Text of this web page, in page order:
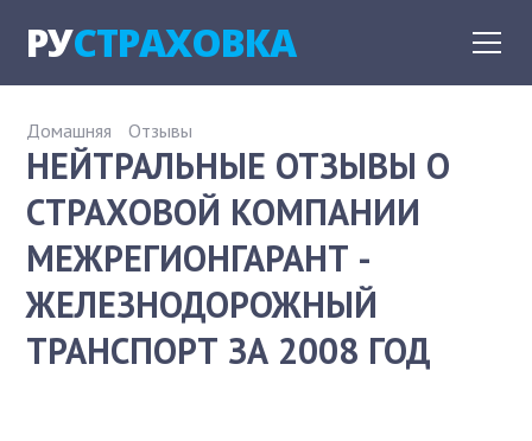
РУСТРАХОВКА
Домашняя Отзывы
НЕЙТРАЛЬНЫЕ ОТЗЫВЫ О
СТРАХОВОЙ КОМПАНИИ
МЕЖРЕГИОНГАРАНТ -
ЖЕЛЕЗНОДОРОЖНЫЙ
ТРАНСПОРТ ЗА 2008 ГОД